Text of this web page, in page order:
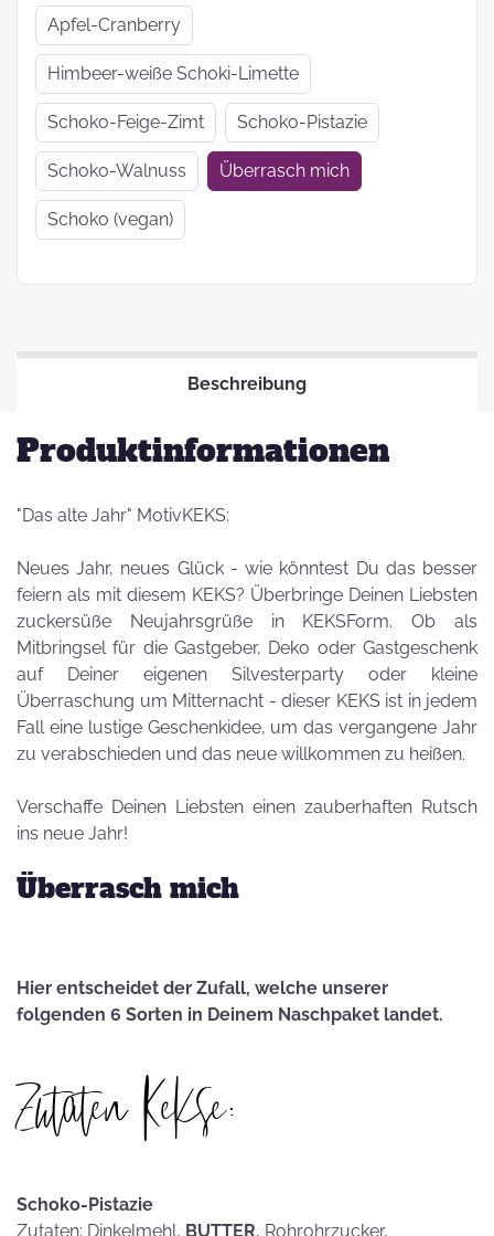
Apfel-Cranberry
Himbeer-weiße Schoki-Limette
Schoko-Feige-Zimt Schoko-Pistazie
Schoko-Walnuss Überrasch mich
Schoko (vegan)
Beschreibung
Produktinformationen
"Das alte Jahr" MotivKEKS:
Neues Jahr, neues Glück - wie könntest Du das besser
feiern als mit diesem KEKS? Überbringe Deinen Liebsten
zuckersüße Neujahrsgrüße in KEKSForm. Ob als
Mitbringsel für die Gastgeber, Deko oder Gastgeschenk
auf Deiner eigenen Silvesterparty oder kleine
Überraschung um Mitternacht - dieser KEKS ist in jedem
Fall eine lustige Geschenkidee, um das vergangene Jahr
zu verabschieden und das neue willkommen zu heißen.
Verschaffe Deinen Liebsten einen zauberhaften Rutsch
ins neue Jahr!
Überrasch mich
Hier entscheidet der Zufall, welche unserer
folgenden 6 Sorten in Deinem Naschpaket landet.
Zutaten Kekse:
Schoko-Pistazie
Zutaten: Dinkelmehl, BUTTER, Rohrohrzucker,